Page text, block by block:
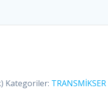
Kategoriler: TRANSMİKSER